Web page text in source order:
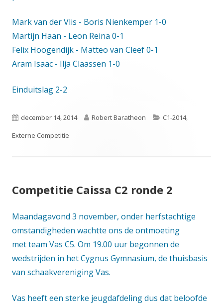
Mark van der Vlis - Boris Nienkemper 1-0
Martijn Haan - Leon Reina 0-1
Felix Hoogendijk - Matteo van Cleef 0-1
Aram Isaac - Ilja Claassen 1-0
Einduitslag 2-2
Gepubliceerd
op
december 14, 2014 Auteur
Robert Baratheon Categorieën
C1-2014,
Externe Competitie
Competitie Caissa C2 ronde 2
Maandagavond 3 november, onder herfstachtige
omstandigheden wachtte ons de ontmoeting
met team Vas C5. Om 19.00 uur begonnen de
wedstrijden in het Cygnus Gymnasium, de thuisbasis
van schaakvereniging Vas.
Vas heeft een sterke jeugdafdeling dus dat beloofde